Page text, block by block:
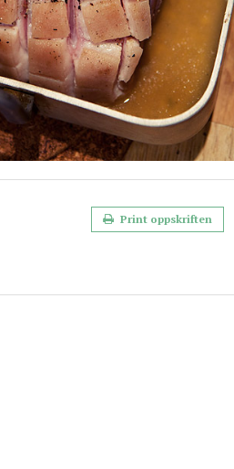
Print oppskriften